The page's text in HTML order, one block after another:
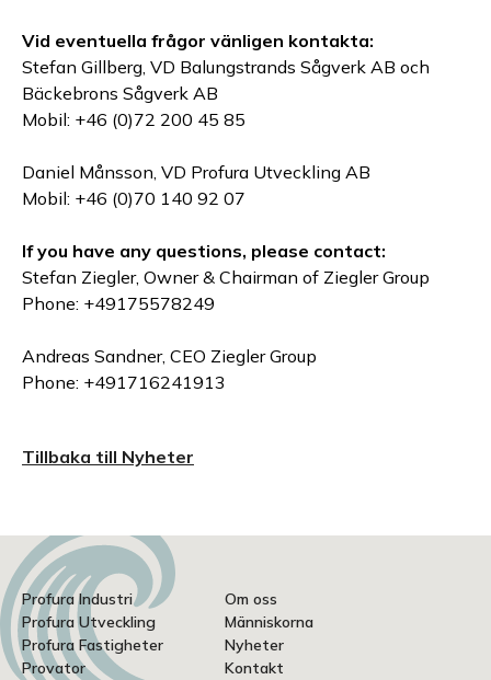
Vid eventuella frågor vänligen kontakta:
Stefan Gillberg, VD Balungstrands Sågverk AB och
Bäckebrons Sågverk AB
Mobil: +46 (0)72 200 45 85
Daniel Månsson, VD Profura Utveckling AB
Mobil: +46 (0)70 140 92 07
If you have any questions, please contact:
Stefan Ziegler, Owner & Chairman of Ziegler Group
Phone: +49175578249
Andreas Sandner, CEO Ziegler Group
Phone: +491716241913
Tillbaka till Nyheter
Profura Industri
Profura Utveckling
Profura Fastigheter
Provator
Om oss
Människorna
Nyheter
Kontakt